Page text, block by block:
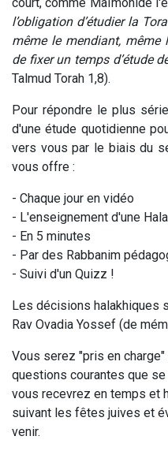
l’obligation d’étudier la
même le mendiant, même
de fixer un temps d’étude
Talmud Torah 1,8).
Pour répondre le plus
d'une étude quotidienne
vers vous par le biais du
vous offre :
- Chaque jour en vidéo
- L'enseignement d'une
- En 5 minutes
- Par des Rabbanim
- Suivi d'un Quizz !
Les décisions halakhiques
Rav Ovadia Yossef (de
Vous serez "pris en
questions courantes que
vous recevrez en temps et
suivant les fêtes juives et
venir.